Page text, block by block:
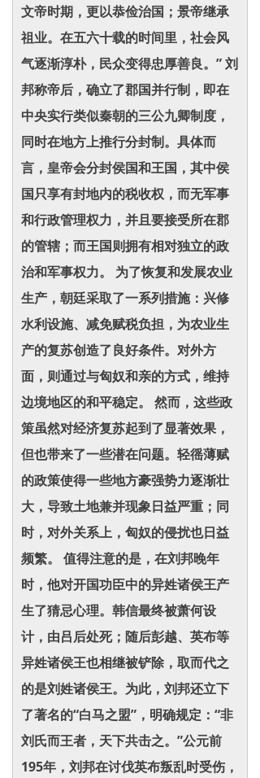
文帝时期，更以恭俭治国；景帝继承
祖业。在五六十载的时间里，社会风
气逐渐淳朴，民众变得忠厚善良。” 刘
邦称帝后，确立了郡国并行制，即在
中央实行类似秦朝的三公九卿制度，
同时在地方上推行分封制。具体而
言，皇帝会分封侯国和王国，其中侯
国只享有封地内的税收权，而无军事
和行政管理权力，并且要接受所在郡
的管辖；而王国则拥有相对独立的政
治和军事权力。 为了恢复和发展农业
生产，朝廷采取了一系列措施：兴修
水利设施、减免赋税负担，为农业生
产的复苏创造了良好条件。对外方
面，则通过与匈奴和亲的方式，维持
边境地区的和平稳定。 然而，这些政
策虽然对经济复苏起到了显著效果，
但也带来了一些潜在问题。轻徭薄赋
的政策使得一些地方豪强势力逐渐壮
大，导致土地兼并现象日益严重；同
时，对外关系上，匈奴的侵扰也日益
频繁。 值得注意的是，在刘邦晚年
时，他对开国功臣中的异姓诸侯王产
生了猜忌心理。韩信最终被萧何设
计，由吕后处死；随后彭越、英布等
异姓诸侯王也相继被铲除，取而代之
的是刘姓诸侯王。为此，刘邦还立下
了著名的“白马之盟”，明确规定：“非
刘氏而王者，天下共击之。”公元前
195年，刘邦在讨伐英布叛乱时受伤，